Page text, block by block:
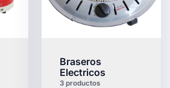
Braseros
Electricos
3 productos